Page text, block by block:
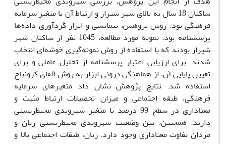
ساکنان 18 سال به بالای شهر شیراز و ارتباط آن با متغیر سرمایه
فرهنگی بود. روش پژوهش، پیمایشی و ابزار گردآوری داده‌ها
پرسشنامه بود. نمونه مورد مطالعه، 1045 نفر از ساکنان شهر
شیراز بودند که با استفاده از روش نمونه‌گیری خوشه‌ای انتخاب
شدند. برای ارزیابی اعتبار پرسشنامه از تحلیل عاملی و برای
تعیین پایایی آن، از هماهنگی درونی ابزار به روش آلفای کرونباخ
استفاده شد. نتایج پژوهش نشان داد متغیر‌های سرمایه
فرهنگی، طبقه اجتماعی و میزان تحصیلات ارتباط مثبت و
معناداری در سطح 99 درصد با متغیر شهروندی محیط‌زیستی
دارند. همچنین، بین وضعیت شهروندی محیط‌زیستی زنان و
مردان تفاوت معناداری وجود دارد. زنان، طبقات اجتماعی بالا و